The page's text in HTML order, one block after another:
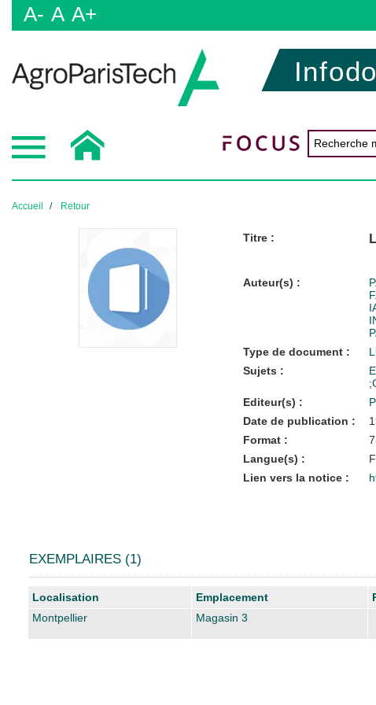
A- A A+
Accueil Retour
Titre :
Auteur(s) :
Type de document :
Sujets :
;
Editeur(s) :
Date de publication :
Format :
Langue(s) :
Lien vers la notice :
EXEMPLAIRES (1)
Liste des exemplaires
Localisation Emplacement
Montpellier
Magasin 3